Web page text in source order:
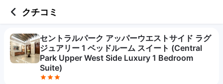
クチコミ
セントラルパーク アッパーウエストサイド ラグ
ジュアリー 1 ベッドルーム スイート (Central
Park Upper West Side Luxury 1 Bedroom
Suite)